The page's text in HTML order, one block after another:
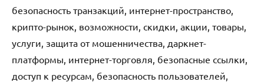
безопасность транзакций, интернет-пространство,
крипто-рынок, возможности, скидки, акции, товары,
услуги, защита от мошенничества, даркнет-
платформы, интернет-торговля, безопасные ссылки,
доступ к ресурсам, безопасность пользователей,